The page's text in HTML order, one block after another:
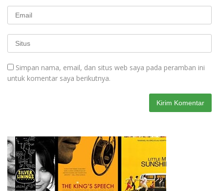
Simpan nama, email, dan situs web saya pada peramban ini
untuk komentar saya berikutnya.